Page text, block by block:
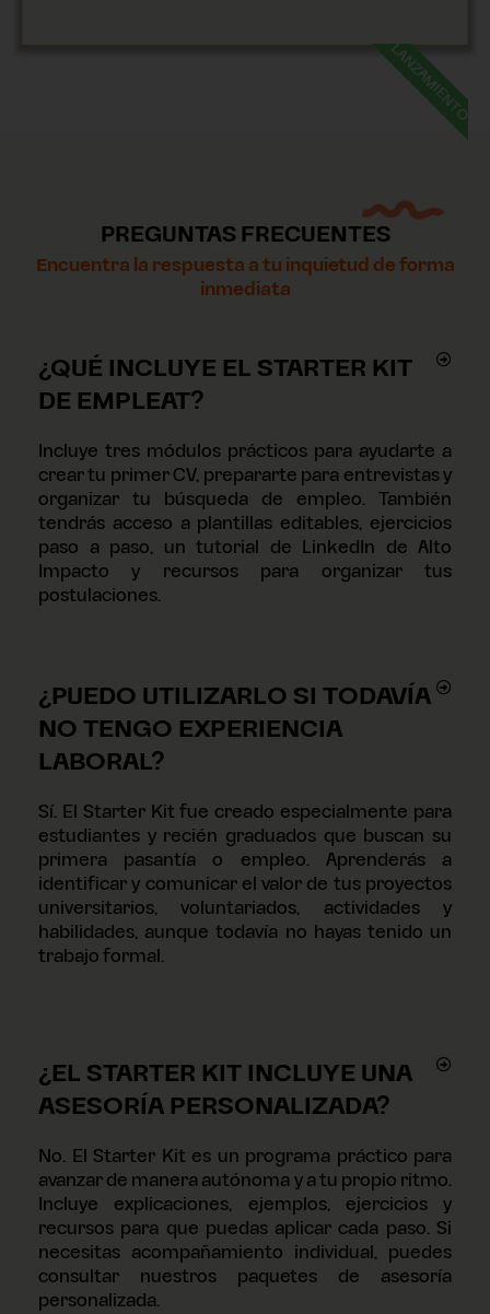
LANZAMIENTO
PREGUNTAS FRECUENTES
Encuentra la respuesta a tu inquietud de forma
inmediata
¿QUÉ INCLUYE EL STARTER KIT
DE EMPLEAT?
Incluye tres módulos prácticos para ayudarte a
crear tu primer CV, prepararte para entrevistas y
organizar tu búsqueda de empleo. También
tendrás acceso a plantillas editables, ejercicios
paso a paso, un tutorial de LinkedIn de Alto
Impacto y recursos para organizar tus
postulaciones.
¿PUEDO UTILIZARLO SI TODAVÍA
NO TENGO EXPERIENCIA
LABORAL?
Sí. El Starter Kit fue creado especialmente para
estudiantes y recién graduados que buscan su
primera pasantía o empleo. Aprenderás a
identificar y comunicar el valor de tus proyectos
universitarios, voluntariados, actividades y
habilidades, aunque todavía no hayas tenido un
trabajo formal.
¿EL STARTER KIT INCLUYE UNA
ASESORÍA PERSONALIZADA?
No. El Starter Kit es un programa práctico para
avanzar de manera autónoma y a tu propio ritmo.
Incluye explicaciones, ejemplos, ejercicios y
recursos para que puedas aplicar cada paso. Si
necesitas acompañamiento individual, puedes
consultar nuestros paquetes de asesoría
personalizada.